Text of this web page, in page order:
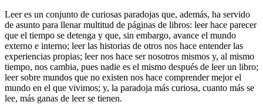
Leer es un conjunto de curiosas paradojas que, además, ha servido
de asunto para llenar multitud de páginas de libros: leer hace parecer
que el tiempo se detenga y que, sin embargo, avance el mundo
externo e interno; leer las historias de otros nos hace entender las
experiencias propias; leer nos hace ser nosotros mismos y, al mismo
tiempo, nos cambia, pues nadie es el mismo después de leer un libro;
leer sobre mundos que no existen nos hace comprender mejor el
mundo en el que vivimos; y, la paradoja más curiosa, cuanto más se
lee, más ganas de leer se tienen.